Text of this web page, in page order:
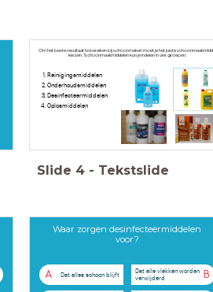
Om het beste resultaat te bereiken bij schoonmaken moet je het juiste
kiezen. Schoonmaakmiddelen kun je indelen in vier groepen:
Reinigingsmiddelen
Onderhoudsmiddelen
Desinfecteermiddelen
Oplosmiddelen
Slide 4 - Tekstslide
Waar zorgen desinfecteermiddelen
voor?
A Dat alles schoon blijft B
Dat alle vlekken worden
verwijderd